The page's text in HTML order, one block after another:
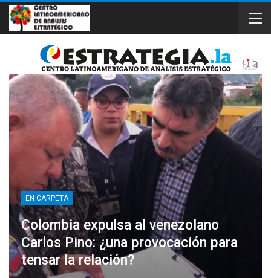
EN CARPETA
Colombia expulsa al venezolano
Carlos Pino: ¿una provocación para
tensar la relación?